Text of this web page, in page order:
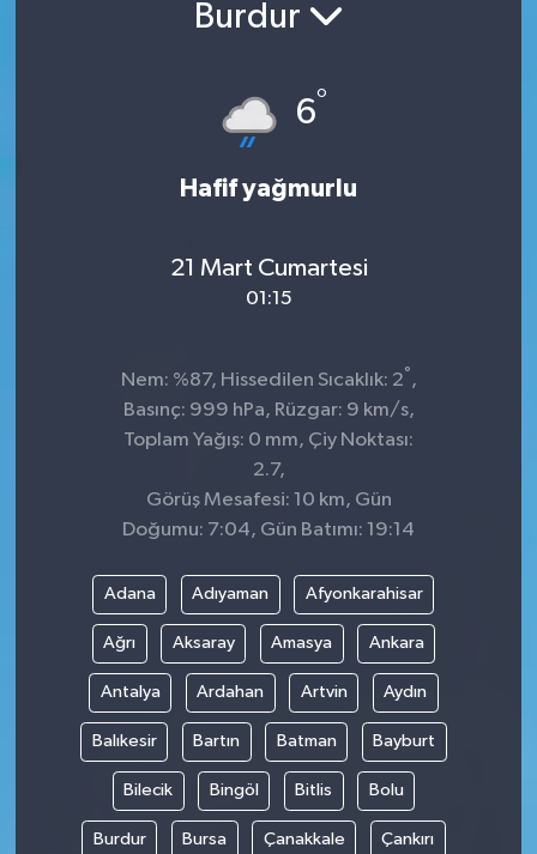
Burdur
6°
Hafif yağmurlu
21 Mart Cumartesi
01:15
Nem: %87, Hissedilen Sıcaklık: 2° ,
Basınç: 999 hPa, Rüzgar: 9 km/s,
Toplam Yağış: 0 mm, Çiy Noktası:
2.7,
Görüş Mesafesi: 10 km, Gün
Doğumu: 7:04, Gün Batımı: 19:14
Adana Adıyaman Afyonkarahisar
Ağrı Aksaray Amasya Ankara
Antalya Ardahan Artvin Aydın
Balıkesir Bartın Batman Bayburt
Bilecik Bingöl Bitlis Bolu
Burdur Bursa Çanakkale Çankırı